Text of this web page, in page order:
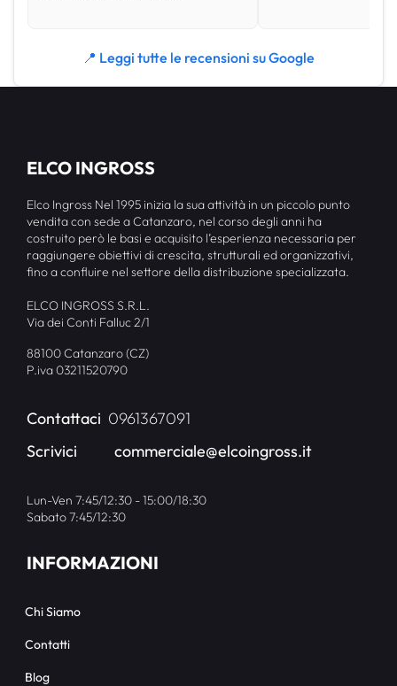
📍 Leggi tutte le recensioni su Google
ELCO INGROSS
Elco Ingross Nel 1995 inizia la sua attività in un piccolo punto
vendita con sede a Catanzaro, nel corso degli anni ha
costruito però le basi e acquisito l’esperienza necessaria per
raggiungere obiettivi di crescita, strutturali ed organizzativi,
fino a confluire nel settore della distribuzione specializzata.
ELCO INGROSS S.R.L.
Via dei Conti Falluc 2/1
88100 Catanzaro (CZ)
P.iva 03211520790
Contattaci 0961367091
Scrivici
commerciale@elcoingross.it
Lun-Ven 7:45/12:30 - 15:00/18:30
Sabato 7:45/12:30
INFORMAZIONI
Chi Siamo
Contatti
Blog